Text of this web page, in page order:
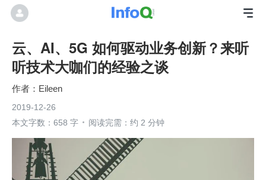
云、AI、5G 如何驱动业务创新？来听
听技术大咖们的经验之谈
Eileen
2019-12-26
本文字数：658 字
阅读完需：约 2 分钟